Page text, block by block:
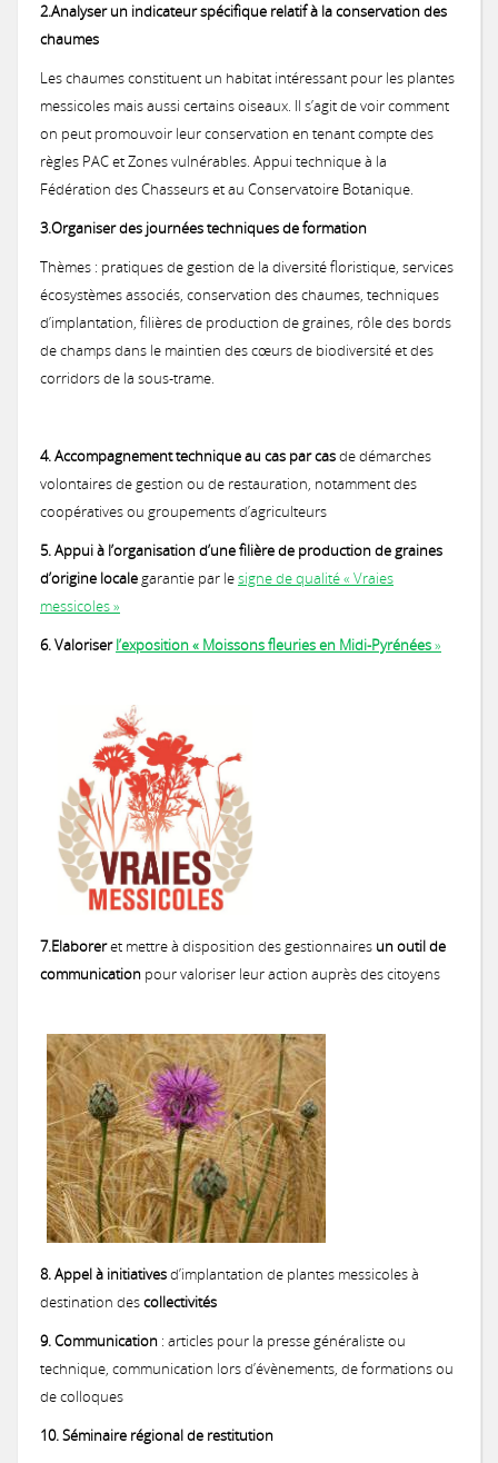
2.Analyser un indicateur spécifique relatif à la conservation des
chaumes
Les chaumes constituent un habitat intéressant pour les plantes
messicoles mais aussi certains oiseaux. Il s’agit de voir comment
on peut promouvoir leur conservation en tenant compte des
règles PAC et Zones vulnérables. Appui technique à la
Fédération des Chasseurs et au Conservatoire Botanique.
3.Organiser des journées techniques de formation
Thèmes : pratiques de gestion de la diversité floristique, services
écosystèmes associés, conservation des chaumes, techniques
d’implantation, filières de production de graines, rôle des bords
de champs dans le maintien des cœurs de biodiversité et des
corridors de la sous-trame.
4. Accompagnement technique au cas par casde démarches
volontaires de gestion ou de restauration, notamment des
coopératives ou groupements d’agriculteurs
5. Appui à l’organisation d’une filière de production de graines
d’origine locale garantie par lesigne de qualité « Vraies
messicoles »
6. Valoriser l’exposition « Moissons fleuries en Midi-Pyrénées»
7.Elaboreret mettre à disposition des gestionnaires un outil de
communication pour valoriser leur action auprès des citoyens
8. Appel à initiativesd’implantation de plantes messicoles à
destination descollectivités
9. Communication : articles pour la presse généraliste ou
technique, communication lors d’évènements, de formations ou
de colloques
10. Séminaire régional de restitution